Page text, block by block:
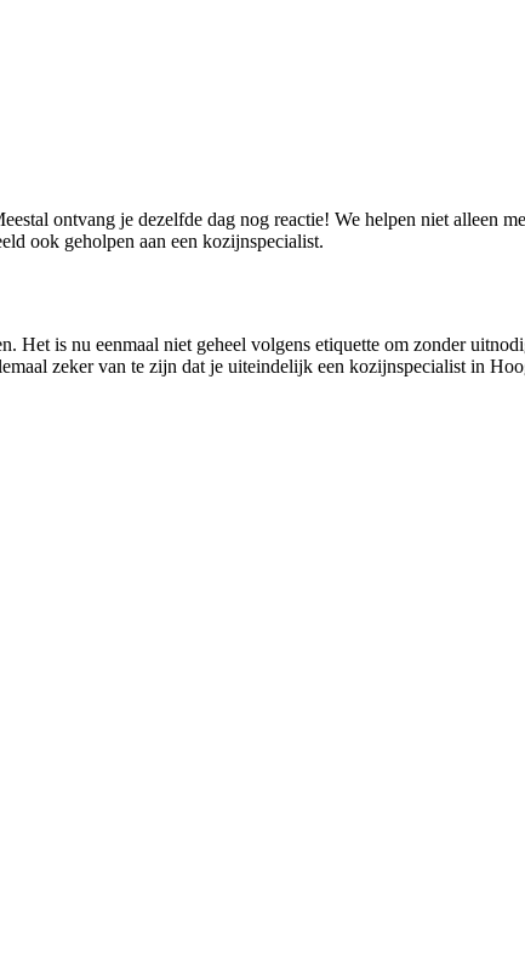
ontvang je dezelfde dag nog reactie! We helpen niet alleen
ook geholpen aan een kozijnspecialist.
is nu eenmaal niet geheel volgens etiquette om zonder
zeker van te zijn dat je uiteindelijk een kozijnspecialist in